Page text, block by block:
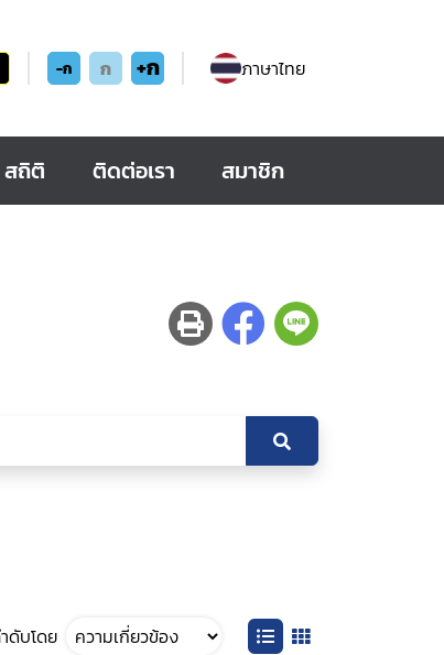
-ก ก +ก ภาษาไทย
สถิติ ติดต่อเรา สมาชิก
ดับโดย